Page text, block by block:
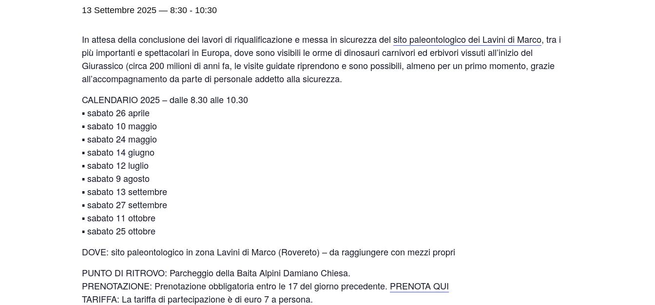
13 Settembre 2025 — 8:30 - 10:30
In attesa della conclusione dei lavori di riqualificazione e messa in sicurezza del sito paleontologico dei Lavini di Marco, tra i
più importanti e spettacolari in Europa, dove sono visibili le orme di dinosauri carnivori ed erbivori vissuti all’inizio del
Giurassico (circa 200 milioni di anni fa, le visite guidate riprendono e sono possibili, almeno per un primo momento, grazie
all’accompagnamento da parte di personale addetto alla sicurezza.
CALENDARIO 2025 – dalle 8.30 alle 10.30
▪️ sabato 26 aprile
▪️ sabato 10 maggio
▪️ sabato 24 maggio
▪️ sabato 14 giugno
▪️ sabato 12 luglio
▪️ sabato 9 agosto
▪️ sabato 13 settembre
▪️ sabato 27 settembre
▪️ sabato 11 ottobre
▪️ sabato 25 ottobre
DOVE: sito paleontologico in zona Lavini di Marco (Rovereto) – da raggiungere con mezzi propri
PUNTO DI RITROVO: Parcheggio della Baita Alpini Damiano Chiesa.
PRENOTAZIONE: Prenotazione obbligatoria entro le 17 del giorno precedente. PRENOTA QUI
TARIFFA: La tariffa di partecipazione è di euro 7 a persona.